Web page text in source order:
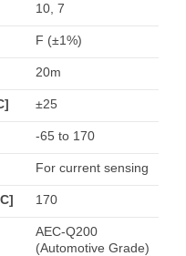
10, 7
F (±1%)
20m
±25
-65 to 170
For current sensing
170
AEC-Q200
(Automotive Grade)